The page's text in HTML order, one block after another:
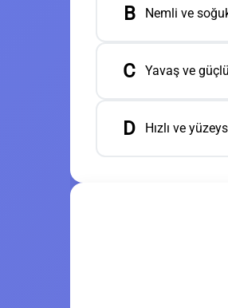
B Nemli ve
C Yavaş ve
D Hızlı ve